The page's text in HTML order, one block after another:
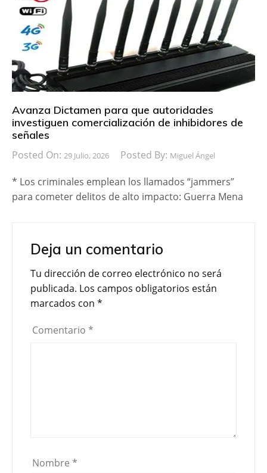
Avanza Dictamen para que autoridades
investiguen comercialización de inhibidores de
señales
Posted On: 29 Julio, 2026 Posted By: Miguel Ángel
* Los criminales emplean los llamados “jammers”
para cometer delitos de alto impacto: Guerra Mena
Deja un comentario
Tu dirección de correo electrónico no será
publicada. Los campos obligatorios están
marcados con *
Comentario *
Nombre *